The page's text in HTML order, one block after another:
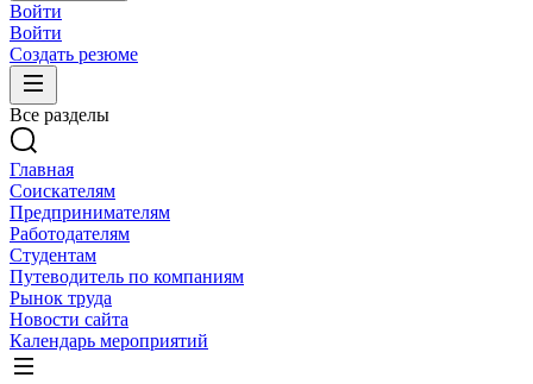
Войти
Войти
Создать резюме
Все разделы
Главная
Соискателям
Предпринимателям
Работодателям
Студентам
Путеводитель по компаниям
Рынок труда
Новости сайта
Календарь мероприятий